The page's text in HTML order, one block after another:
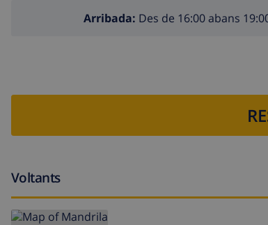
Arribada: Des de 16:00 abans
Voltants